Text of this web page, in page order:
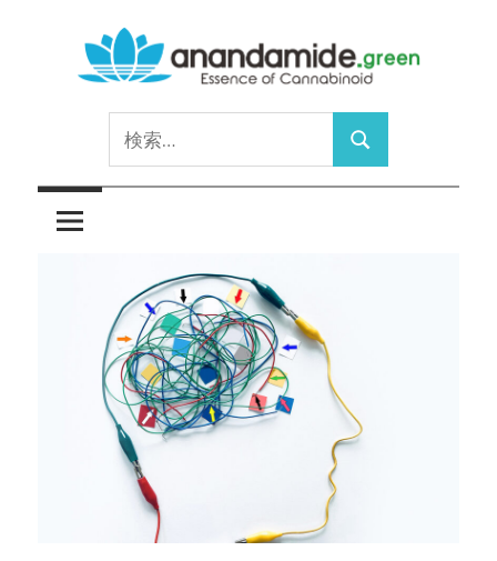
anandamide.green
Cannabinoid
索:
検
索